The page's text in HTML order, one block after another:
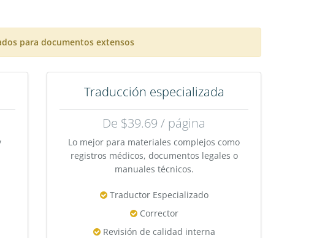
para documentos extensos
Traducción especializada
De $39.69 / página
Lo mejor para materiales complejos como
registros médicos, documentos legales o
manuales técnicos.
Traductor Especializado
Corrector
Revisión de calidad interna